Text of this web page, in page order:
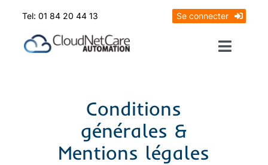
content
Tel: 01 84 20 44 13 Se connecter
Toggle
Mon diagnostic offertConditions
générales &
Mentions légales